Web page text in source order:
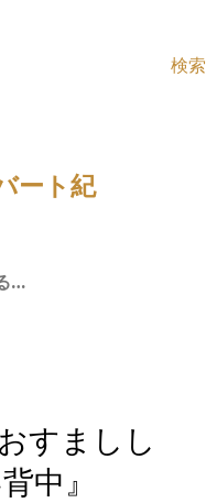
検索
ート紀
…
すましし
中』